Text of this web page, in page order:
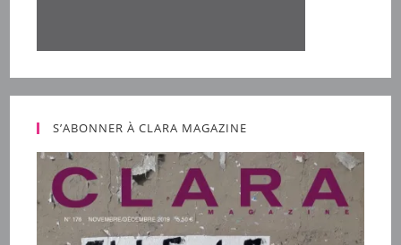
S’ABONNER À CLARA MAGAZINE